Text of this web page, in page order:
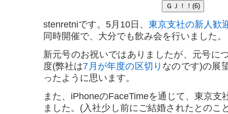
stenretniです。5月10日、 東京支社の新人歓
同時開催で、大分でも飲み会を行いました。
新元号のお祝いではありましたが、元号に
度(弊社は7月が年度の区切り なのです)の展
ったように思います。
また、iPhoneのFaceTimeを通じて、東京支
ました。(入社少し前にご結婚されたとのこ